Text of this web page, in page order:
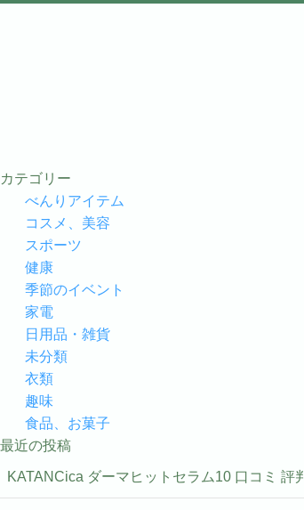
カテゴリー
べんりアイテム
コスメ、美容
スポーツ
健康
季節のイベント
家電
日用品・雑貨
未分類
衣類
趣味
食品、お菓子
最近の投稿
KATANCica ダーマヒットセラム10 口コミ 評